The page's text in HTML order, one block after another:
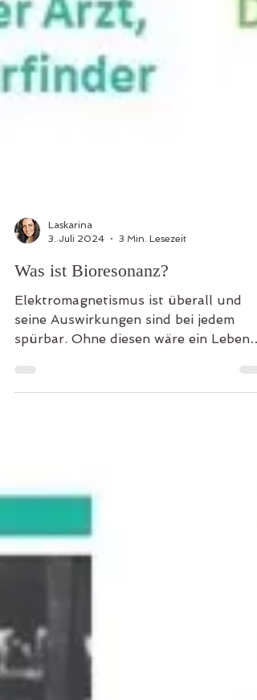
3. Juli 2024
3 Min. Lesezeit
Was ist Bioresonanz?
Elektromagnetismus ist überall und
spürbar. Ohne diesen wäre ein Leben
auf der Erde unmöglich. Die...